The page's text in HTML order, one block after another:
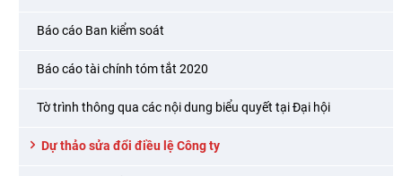
Báo cáo Ban kiểm soát
Báo cáo tài chính tóm tắt 2020
Tờ trình thông qua các nội dung biểu quyết tại Đại hội
Dự thảo sửa đổi điều lệ Công ty